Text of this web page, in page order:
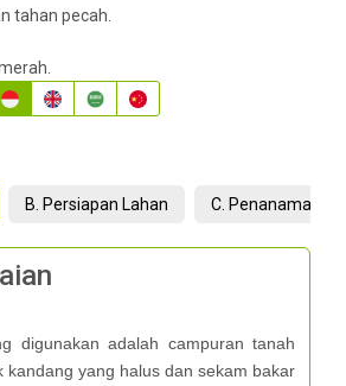
tahan pecah.
B. Persiapan Lahan C. Penanaman
digunakan adalah campuran tanah
kandang yang halus dan sekam bakar